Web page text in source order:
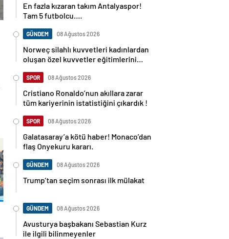
En fazla kızaran takım Antalyaspor!
Tam 5 futbolcu….
GÜNDEM 08 Ağustos 2026
Norweç silahlı kuvvetleri kadınlardan
oluşan özel kuvvetler eğitimlerini
SPOR 08 Ağustos 2026
Cristiano Ronaldo’nun akıllara zarar
tüm kariyerinin istatistiğini çıkardık !
SPOR 08 Ağustos 2026
Galatasaray’a kötü haber! Monaco’dan
flaş Onyekuru kararı.
GÜNDEM 08 Ağustos 2026
Trump’tan seçim sonrası ilk mülakat
GÜNDEM 08 Ağustos 2026
Avusturya başbakanı Sebastian Kurz
ile ilgili bilinmeyenler